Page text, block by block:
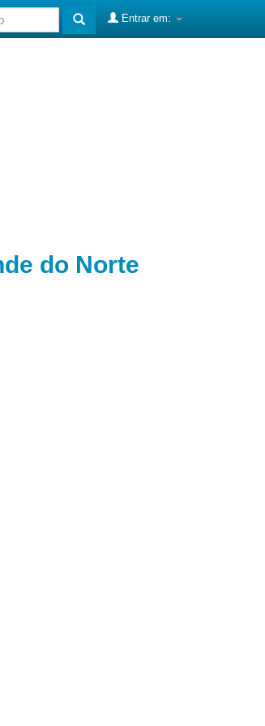
Entrar em:
do Norte